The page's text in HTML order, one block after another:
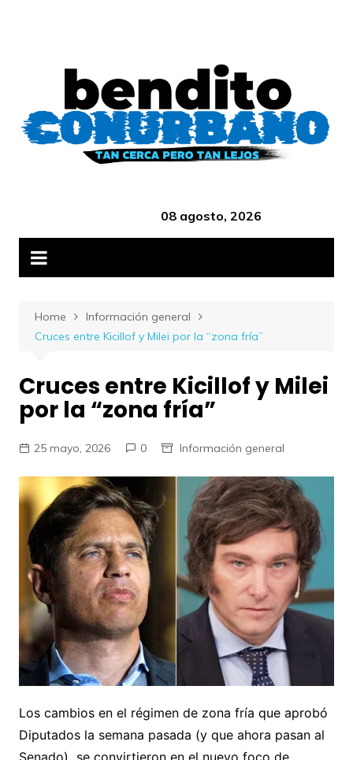
08 agosto, 2026
Home
Información general
Cruces entre Kicillof y Milei por la “zona fría”
Cruces entre Kicillof y Milei
por la “zona fría”
25 mayo, 2026 0 Información general
Los cambios en el régimen de zona fría que aprobó
Diputados la semana pasada (y que ahora pasan al